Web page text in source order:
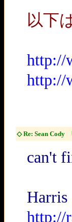
以下
http://
http://
◇ Re: Sean Cody
can't
Harris
http://